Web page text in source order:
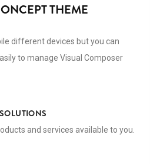
THEME
different devices but you can
to manage Visual Composer
and services available to you.